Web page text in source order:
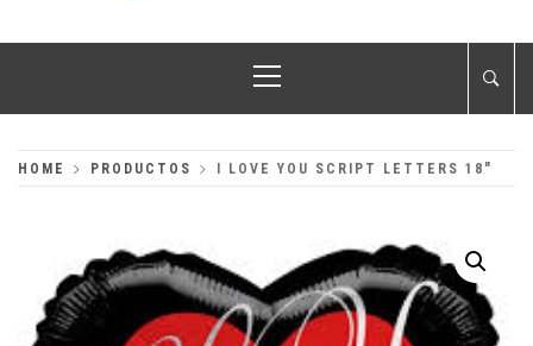
PUNTO GLOBO
Menu
HOME PRODUCTOS I LOVE YOU SCRIPT LETTERS 18″